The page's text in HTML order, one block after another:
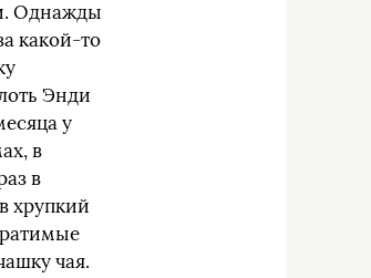
Однажды
какой-то
Энди
у
в
в
хрупкий
чая.